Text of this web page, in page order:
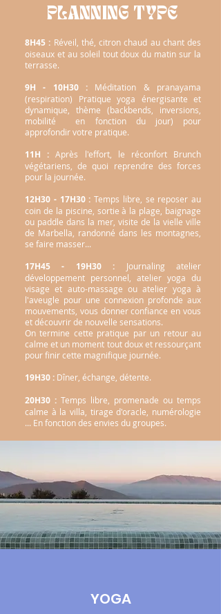
PLANNING TYPE
8H45 : Réveil, thé, citron chaud au chant des
oiseaux et au soleil tout doux du matin sur la
terrasse.
9H - 10H30 : Méditation & pranayama
(respiration) Pratique yoga énergisante et
dynamique, thème (backbends, inversions,
mobilité en fonction du jour) pour
approfondir votre pratique.
11H :Après l'effort, le réconfort Brunch
végétariens, de quoi reprendre des forces
pour la journée.
12H30 - 17H30 : Temps libre, se reposer au
coin de la piscine, sortie à la plage, baignage
ou paddle dans la mer, visite de la vielle ville
de Marbella, randonné dans les montagnes,
se faire masser...
17H45 - 19H30 :
Journaling atelier
développement personnel, atelier yoga du
visage et auto-massage ou atelier yoga à
l'aveugle pour une connexion profonde aux
mouvements, vous donner confiance en vous
et découvrir de nouvelle sensations.
On termine cette pratique par un retour au
calme et un moment tout doux et ressourçant
pour finir cette magnifique journée.
19H30 : Dîner, échange, détente.
20H30 : Temps libre, promenade ou temps
calme à la villa, tirage d'oracle, numérologie
... En fonction des envies du groupes.
YOGA